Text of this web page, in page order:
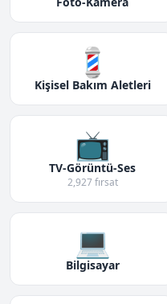
💈
Kişisel Bakım Aletleri
📺
TV-Görüntü-Ses
2,927 fırsat
💻
Bilgisayar